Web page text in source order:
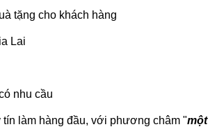
tặng cho khách hàng
Lai
nhu cầu
tín làm hàng đầu, với phương châm "